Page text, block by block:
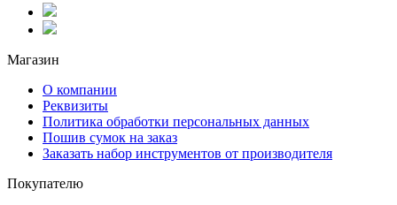
Магазин
О компании
Реквизиты
Политика обработки персональных данных
Пошив сумок на заказ
Заказать набор инструментов от производителя
Покупателю